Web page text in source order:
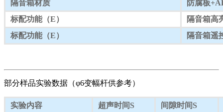
隔音箱材质
防腐板
标配功能（E）
隔音箱高
标配功能（E）
隔音箱遥
部分样品实验数据（φ6变幅杆供参考）
实验内容 超声时间S
间隙时间S